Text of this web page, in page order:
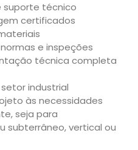
suporte técnico
certificados
e inspeções
técnica completa
industrial
às necessidades
seja para
subterrâneo, vertical ou